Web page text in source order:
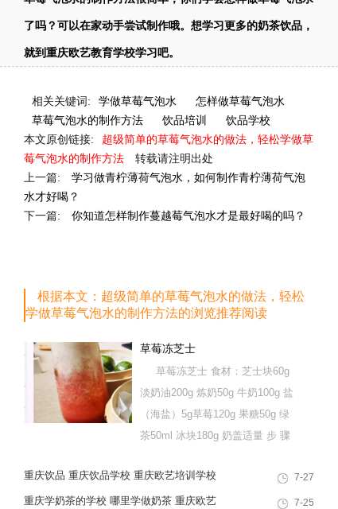
了吗？可以在家动手尝试制作哦。想学习更多的奶茶饮品，
就到重庆欧艺教育学校学习吧。
相关关键词: 学做草莓气泡水
怎样做草莓气泡水
草莓气泡水的制作方法
饮品培训
饮品学校
本文原创链接:
超级简单的草莓气泡水的做法，轻松学做草
莓气泡水的制作方法
转载请注明出处
上一篇:
学习做青柠薄荷气泡水，如何制作青柠薄荷气泡
水才好喝？
下一篇:
你知道怎样制作蔓越莓气泡水才是最好喝的吗？
根据本文：超级简单的草莓气泡水的做法，轻松
学做草莓气泡水的制作方法的浏览推荐阅读
草莓冻芝士
草莓冻芝士 食材：芝士块60g
淡奶油200g 炼奶50g 牛奶100g 盐
（海盐）5g草莓120g 果糖50g 绿
茶50ml 冰块180g 奶盖适量 步 骤
秒，直至完全融合，呈无颗粒状；
2、依次加入炼奶、淡奶油、盐、
重庆饮品 重庆饮品学校 重庆欧艺培训学校 7-27
重庆学奶茶的学校 哪里学做奶茶 重庆欧艺
7-25